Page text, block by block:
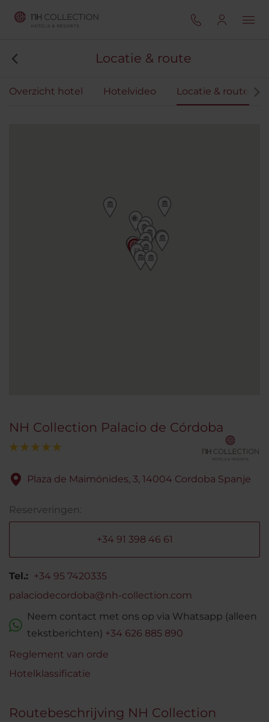
Locatie & route
Overzicht hotel Hotelvideo Locatie & route
NH Collection Palacio de Córdoba
Plaza de Maimónides, 3, 14004 Cordoba Spanje
Reserveringen:
+34 91 398 46 61
Tel.: +34 95 7420335
palaciodecordoba@nh-collection.com
Neem contact met ons op via Whatsapp (alleen
tekstberichten) +34 626 885 890
Reglement van orde
Hotelklassificatie
Routebeschrijving NH Collection